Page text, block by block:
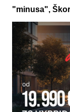
"minusa",